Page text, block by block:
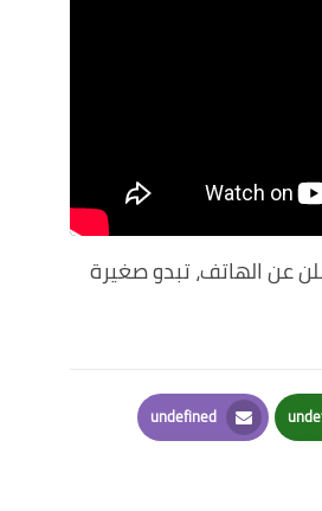
عن الهاتف، تبدو صغيرة
undefined
Email